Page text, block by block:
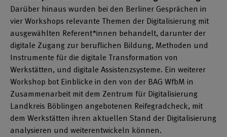
Darüber hinaus wurden bei den Berliner Gesprächen in
vier Workshops relevante Themen der Digitalisierung mit
ausgewählten Referent*innen behandelt, darunter der
digitale Zugang zur beruflichen Bildung, Methoden und
Instrumente für die digitale Transformation von
Werkstätten, und digitale Assistenzsysteme. Ein weiterer
Workshop bot Einblicke in den von der BAG WfbM in
Zusammenarbeit mit dem Zentrum für Digitalisierung
Landkreis Böblingen angebotenen Reifegradcheck, mit
dem Werkstätten ihren aktuellen Stand der Digitalisierung
analysieren und weiterentwickeln können.